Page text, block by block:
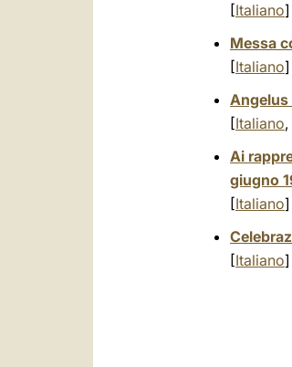
[Italiano]
Messa
[Italiano]
Angelus
[Italiano,
Ai
giugno
[Italiano]
[Italiano]